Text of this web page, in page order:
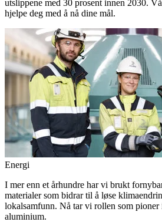
utslippene med 30 prosent innen 2030.
hjelpe deg med å nå dine mål.
Energi
I mer enn et århundre har vi brukt
materialer som bidrar til å løse
lokalsamfunn. Nå tar vi rollen som
aluminium.